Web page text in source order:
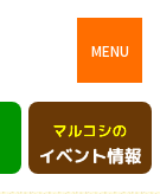
MENU